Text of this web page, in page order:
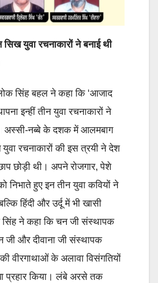
युवा रचनाकारों ने बनाई थी
सिंह बहल ने कहा कि ‘आजाद
इन्हीं तीन युवा रचनाकारों ने
अस्सी-नब्बे के दशक में आलमबाग
रचनाकारों की इस त्रयी ने देश
छोड़ी थी। अपने रोजगार, पेशे
निभाते हुए इन तीन युवा कवियों ने
हिंदी और उर्दू में भी खासी
सिंह ने कहा कि चन जी संस्थापक
जी और दीवाना जी संस्थापक
के अलावा विसंगतियों
प्रहार किया। लंबे अरसे तक